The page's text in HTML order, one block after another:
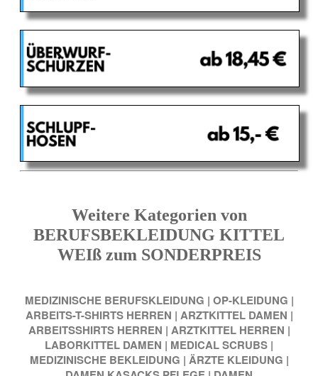
Weitere Kategorien von
BERUFSBEKLEIDUNG KITTEL
WEIß zum SONDERPREIS
MEDIZINISCHE BERUFSKLEIDUNG | OP-KLEIDUNG |
ARBEITS-T-SHIRTS HERREN | ARZTKITTEL DAMEN |
ARBEITSSHIRTS HERREN | ARZTKITTEL HERREN |
LABORKITTEL DAMEN | MEDICAL SCRUBS |
MEDIZINISCHE BEKLEIDUNG | ÄRZTE KLEIDUNG |